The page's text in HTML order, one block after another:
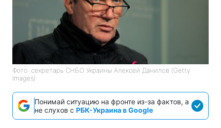
Фото: секретарь СНБО Украины Алексей Данилов (Getty
Images)
Понимай ситуацию на фронте из-за фактов, а
не слухов с РБК-Украина в Google